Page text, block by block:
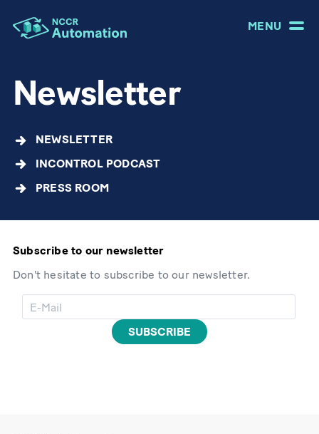
MENU
Newsletter
NEWSLETTER
INCONTROL PODCAST
PRESS ROOM
Subscribe to our newsletter
Don't hesitate to subscribe to our newsletter.